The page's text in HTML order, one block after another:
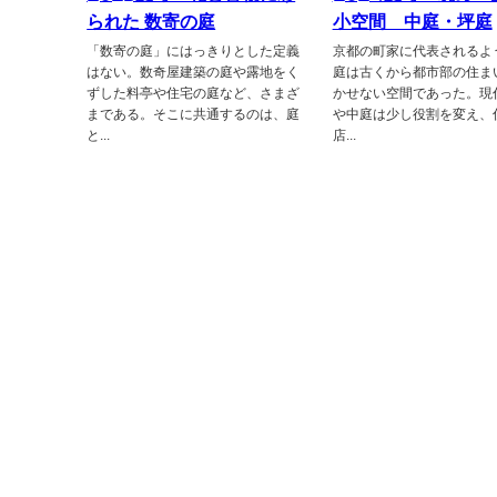
られた 数寄の庭
「数寄の庭」にはっきりとした定義
はない。数奇屋建築の庭や露地をく
ずした料亭や住宅の庭など、さまざ
まである。そこに共通するのは、庭
と...
小空間 中庭・坪庭
京都の町家に代表されるよ
庭は古くから都市部の住ま
かせない空間であった。現
や中庭は少し役割を変え、
店...